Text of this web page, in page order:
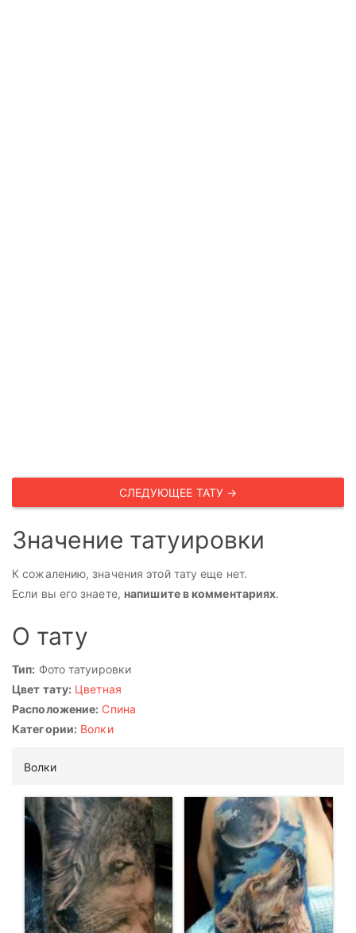
СЛЕДУЮЩЕЕ ТАТУ →
Значение татуировки
К сожалению, значения этой тату еще нет.
Если вы его знаете, напишите в комментариях.
О тату
Тип: Фото татуировки
Цвет тату: Цветная
Расположение: Спина
Категории: Волки
Волки